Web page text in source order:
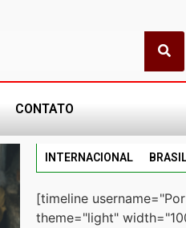
CONTATO
INTERNACIONAL
[timeline
theme="light"